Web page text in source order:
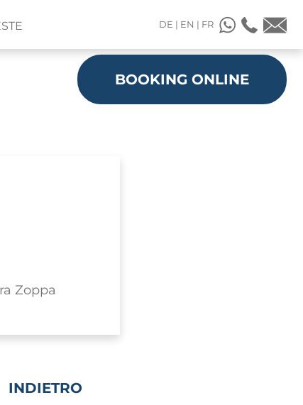
DE | EN | FR
BOOKING ONLINE
Zoppa
INDIETRO